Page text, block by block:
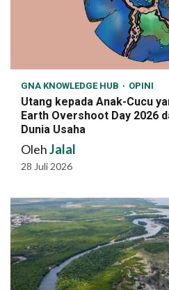
GNA KNOWLEDGE HUB OPINI
Utang kepada Anak-Cucu
Earth Overshoot Day 2026
Dunia Usaha
OlehJalal
28 Juli 2026